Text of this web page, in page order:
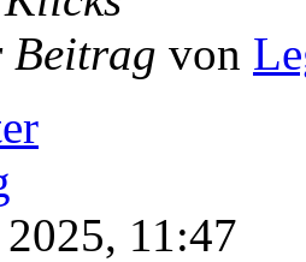
Beitrag von
11:47